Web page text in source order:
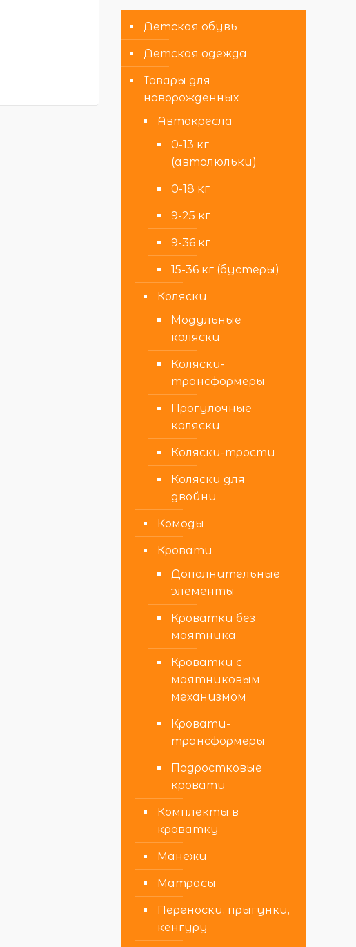
Детская обувь
Детская одежда
Товары для
новорожденных
Автокресла
0-13 кг
(автолюльки)
0-18 кг
9-25 кг
9-36 кг
15-36 кг (бустеры)
Коляски
Модульные
коляски
Коляски-
трансформеры
Прогулочные
коляски
Коляски-трости
Коляски для
двойни
Комоды
Кровати
Дополнительные
элементы
Кроватки без
маятника
Кроватки с
маятниковым
механизмом
Кровати-
трансформеры
Подростковые
кровати
Комплекты в
кроватку
Манежи
Матрасы
Переноски, прыгунки,
кенгуру